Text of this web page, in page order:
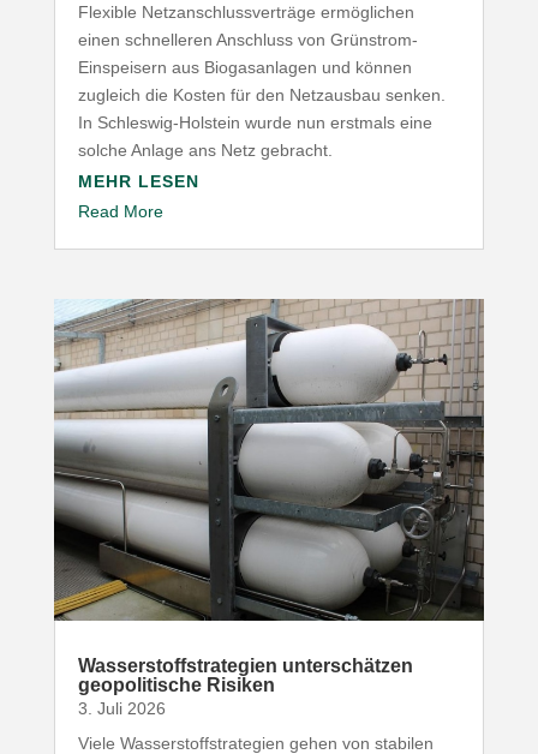
Flexible Netz­an­schluss­ver­träge ermög­lichen
einen schnel­leren Anschluss von Grünstrom-​
Einspeisern aus Biogas­an­lagen und können
zugleich die Kosten für den Netz­ausbau senken.
In Schleswig-​Holstein wurde nun erstmals eine
solche Anlage ans Netz gebracht.
MEHR LESEN
Read More
Wasser­stoff­stra­tegien unter­schätzen
geopo­li­tische Risiken
3. Juli 2026
Viele Wasser­stoff­stra­tegien gehen von stabilen